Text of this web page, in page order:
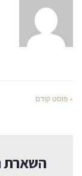
« פוסט קודם
השארת